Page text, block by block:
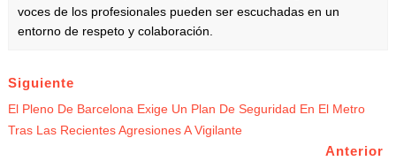
voces de los profesionales pueden ser escuchadas en un
entorno de respeto y colaboración.
Siguiente
El Pleno De Barcelona Exige Un Plan De Seguridad En El Metro
Tras Las Recientes Agresiones A Vigilante
Anterior